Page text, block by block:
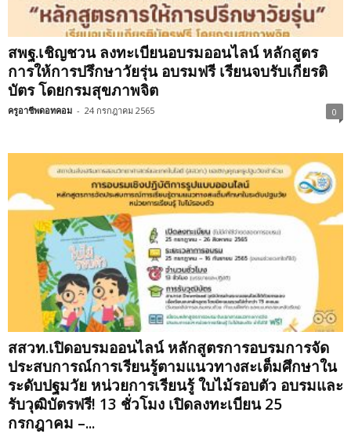
สพฐ.เชิญชวน ลงทะเบียนอบรมออนไลน์ หลักสูตร
การให้การปรึกษาวัยรุ่น อบรมฟรี เรียนจบรับเกียรติ
บัตร โดยกรมสุขภาพจิต
ครูอาชีพดอทคอม - 24 กรกฎาคม 2565 0
สสวท.เปิดอบรมออนไลน์ หลักสูตรการอบรมการจัด
ประสบการณ์การเรียนรู้ตามแนวทางสะเต็มศึกษาใน
ระดับปฐมวัย หน่วยการเรียนรู้ ใบไม้รอบตัว อบรมและ
รับวุฒิบัตรฟรี! 13 ชั่วโมง เปิดลงทะเบียน 25
กรกฎาคม –...